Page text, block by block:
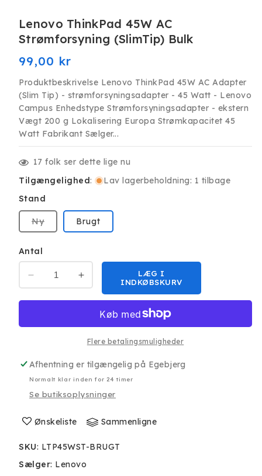
modus
Lenovo ThinkPad 45W AC
Strømforsyning (SlimTip) Bulk
Normalpris
99,00 kr
Produktbeskrivelse Lenovo ThinkPad 45W AC Adapter
(Slim Tip) - strømforsyningsadapter - 45 Watt - Lenovo
Campus Enhedstype Strømforsyningsadapter - ekstern
Vægt 200 g Lokalisering Europa Strømkapacitet 45
Watt Fabrikant Sælger...
17 folk ser dette lige nu
Tilgængelighed:
Lav lagerbeholdning: 1 tilbage
Stand
NyVarianten
er
Brugt
Antal
Reducer
antallet
ThinkPad
Strømforsyning
(SlimTip)
Bulk
Øg
antallet
Lenovo
ThinkPad
45W
Strømforsyning
(SlimTip)
Bulk
LÆG I
INDKØBSKURV
Flere betalingsmuligheder
Afhentning er tilgængelig på Egebjerg
Normalt klar inden for 24 timer
Se butiksoplysninger
Ønskeliste Sammenligne
SKU: LTP45WST-BRUGT
Sælger: Lenovo